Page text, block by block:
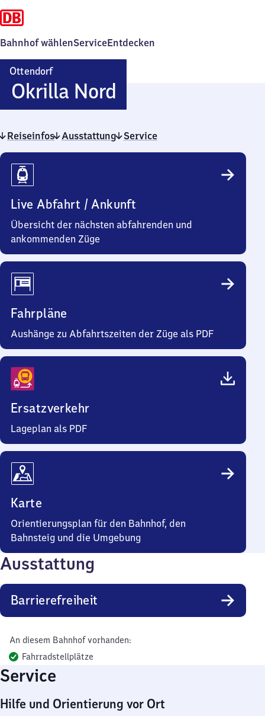
Bahnhof wählenServiceEntdecken
Ottendorf
Okrilla Nord
Okrilla
Nord
Reiseinfos Ausstattung Service
Reiseinfos
Live Abfahrt / Ankunft
Übersicht der nächsten abfahrenden und
ankommenden Züge
Fahrpläne
Aushänge zu Abfahrtszeiten der Züge als PDF
Ersatzverkehr
Lageplan als PDF
Karte
Orientierungsplan für den Bahnhof, den
Bahnsteig und die Umgebung
Ausstattung
Barrierefreiheit
An diesem Bahnhof vorhanden:
Fahrradstellplätze
Service
Hilfe und Orientierung vor Ort